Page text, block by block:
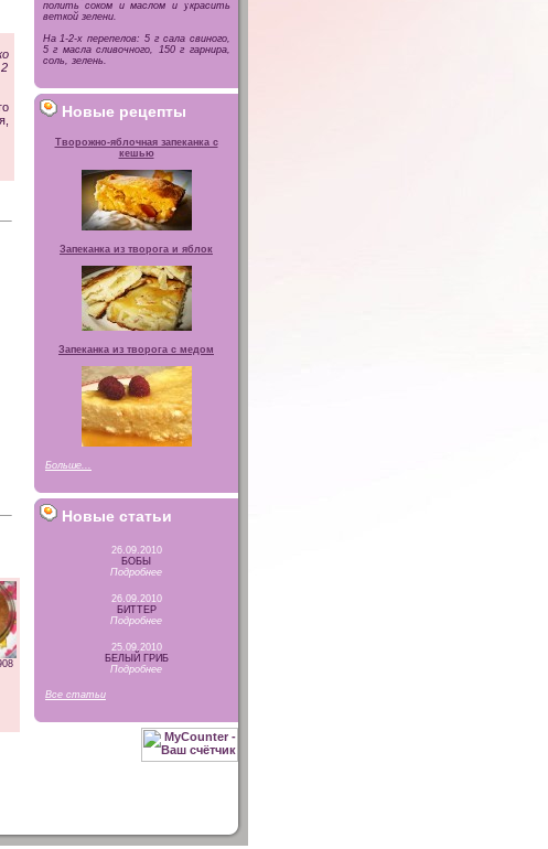
полить соком и маслом и украсить
веткой зелени.
На 1-2-х перепелов: 5 г сала свиного,
5 г масла сливочного, 150 г гарнира,
соль, зелень.
Новые рецепты
Творожно-яблочная запеканка с
кешью
Запеканка из творога и яблок
Запеканка из творога с медом
Больше...
Новые статьи
26.09.2010
БОБЫ
Подробнее
26.09.2010
БИТТЕР
Подробнее
25.09.2010
БЕЛЫЙ ГРИБ
Подробнее
Все статьи